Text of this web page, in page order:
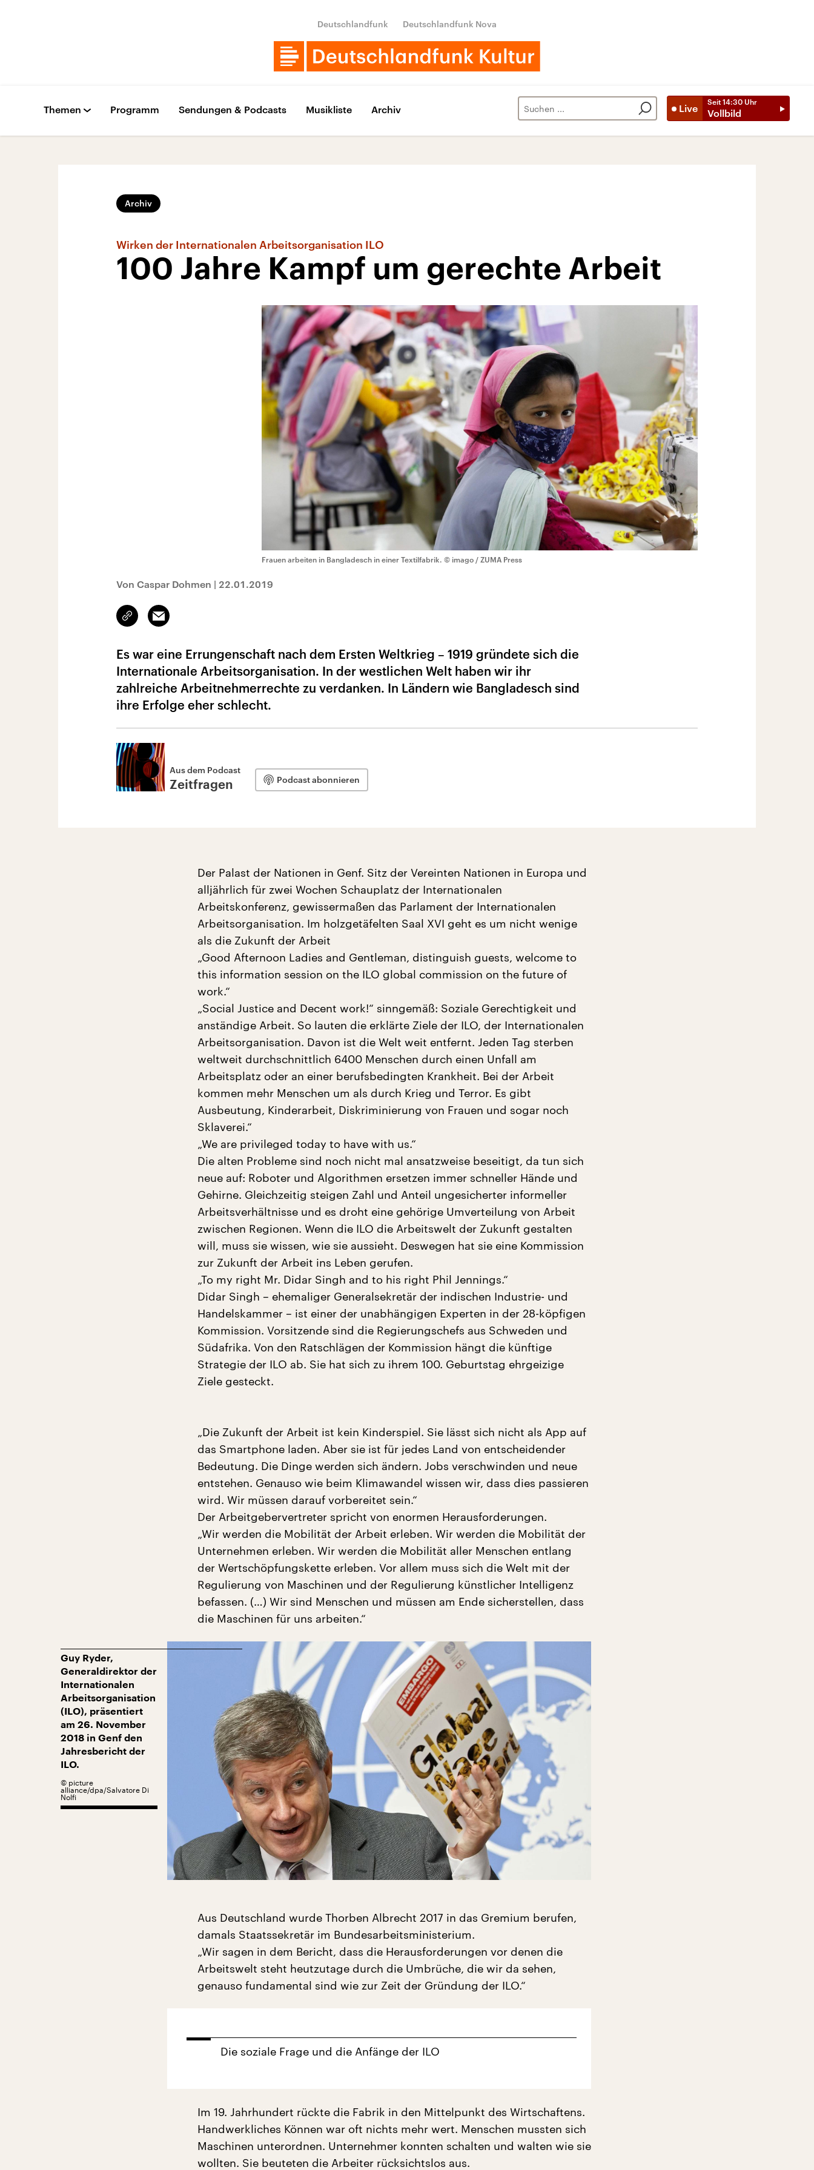
Deutschlandfunk Deutschlandfunk Nova
Live
Seit 14:30 Uhr
Vollbild
Themen Programm Sendungen & Podcasts Musikliste Archiv
Archiv
Wirken der Internationalen Arbeitsorganisation ILO
100 Jahre Kampf um gerechte Arbeit
Frauen arbeiten in Bangladesch in einer Textilfabrik. © imago / ZUMA Press
Von Caspar Dohmen | 22.01.2019
Link
kopieren/teilen
Email
Es war eine Errungenschaft nach dem Ersten Weltkrieg – 1919 gründete sich die
Internationale Arbeitsorganisation. In der westlichen Welt haben wir ihr
zahlreiche Arbeitnehmerrechte zu verdanken. In Ländern wie Bangladesch sind
ihre Erfolge eher schlecht.
Aus dem Podcast
Zeitfragen Podcast abonnieren
Der Palast der Nationen in Genf. Sitz der Vereinten Nationen in Europa und
alljährlich für zwei Wochen Schauplatz der Internationalen
Arbeitskonferenz, gewissermaßen das Parlament der Internationalen
Arbeitsorganisation. Im holzgetäfelten Saal XVI geht es um nicht wenige
als die Zukunft der Arbeit
„Good Afternoon Ladies and Gentleman, distinguish guests, welcome to
this information session on the ILO global commission on the future of
work.“
„Social Justice and Decent work!“ sinngemäß: Soziale Gerechtigkeit und
anständige Arbeit. So lauten die erklärte Ziele der ILO, der Internationalen
Arbeitsorganisation. Davon ist die Welt weit entfernt. Jeden Tag sterben
weltweit durchschnittlich 6400 Menschen durch einen Unfall am
Arbeitsplatz oder an einer berufsbedingten Krankheit. Bei der Arbeit
kommen mehr Menschen um als durch Krieg und Terror. Es gibt
Ausbeutung, Kinderarbeit, Diskriminierung von Frauen und sogar noch
Sklaverei.“
„We are privileged today to have with us.“
Die alten Probleme sind noch nicht mal ansatzweise beseitigt, da tun sich
neue auf: Roboter und Algorithmen ersetzen immer schneller Hände und
Gehirne. Gleichzeitig steigen Zahl und Anteil ungesicherter informeller
Arbeitsverhältnisse und es droht eine gehörige Umverteilung von Arbeit
zwischen Regionen. Wenn die ILO die Arbeitswelt der Zukunft gestalten
will, muss sie wissen, wie sie aussieht. Deswegen hat sie eine Kommission
zur Zukunft der Arbeit ins Leben gerufen.
„To my right Mr. Didar Singh and to his right Phil Jennings.“
Didar Singh – ehemaliger Generalsekretär der indischen Industrie- und
Handelskammer – ist einer der unabhängigen Experten in der 28-köpfigen
Kommission. Vorsitzende sind die Regierungschefs aus Schweden und
Südafrika. Von den Ratschlägen der Kommission hängt die künftige
Strategie der ILO ab. Sie hat sich zu ihrem 100. Geburtstag ehrgeizige
Ziele gesteckt.
„Die Zukunft der Arbeit ist kein Kinderspiel. Sie lässt sich nicht als App auf
das Smartphone laden. Aber sie ist für jedes Land von entscheidender
Bedeutung. Die Dinge werden sich ändern. Jobs verschwinden und neue
entstehen. Genauso wie beim Klimawandel wissen wir, dass dies passieren
wird. Wir müssen darauf vorbereitet sein.“
Der Arbeitgebervertreter spricht von enormen Herausforderungen.
„Wir werden die Mobilität der Arbeit erleben. Wir werden die Mobilität der
Unternehmen erleben. Wir werden die Mobilität aller Menschen entlang
der Wertschöpfungskette erleben. Vor allem muss sich die Welt mit der
Regulierung von Maschinen und der Regulierung künstlicher Intelligenz
befassen. (…) Wir sind Menschen und müssen am Ende sicherstellen, dass
die Maschinen für uns arbeiten.“
Guy Ryder,
Generaldirektor der
Internationalen
Arbeitsorganisation
(ILO), präsentiert
am 26. November
2018 in Genf den
Jahresbericht der
ILO.
© picture
alliance/dpa/Salvatore Di
Nolfi
Aus Deutschland wurde Thorben Albrecht 2017 in das Gremium berufen,
damals Staatssekretär im Bundesarbeitsministerium.
„Wir sagen in dem Bericht, dass die Herausforderungen vor denen die
Arbeitswelt steht heutzutage durch die Umbrüche, die wir da sehen,
genauso fundamental sind wie zur Zeit der Gründung der ILO.“
Die soziale Frage und die Anfänge der ILO
Im 19. Jahrhundert rückte die Fabrik in den Mittelpunkt des Wirtschaftens.
Handwerkliches Können war oft nichts mehr wert. Menschen mussten sich
Maschinen unterordnen. Unternehmer konnten schalten und walten wie sie
wollten. Sie beuteten die Arbeiter rücksichtslos aus.